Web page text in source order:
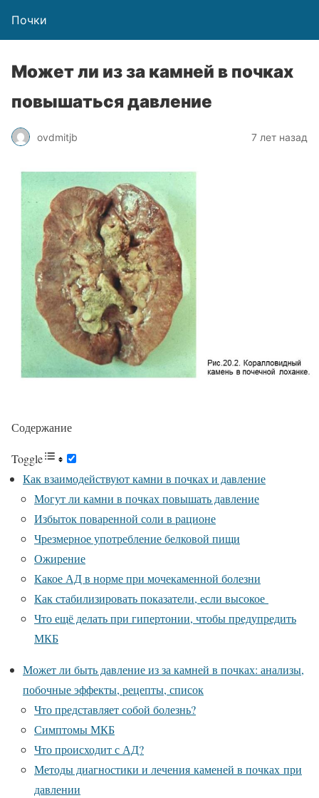
Почки
Может ли из за камней в почках
повышаться давление
ovdmitjb 7 лет назад
Содержание
Toggle
Как взаимодействуют камни в почках и давление
Могут ли камни в почках повышать давление
Избыток поваренной соли в рационе
Чрезмерное употребление белковой пищи
Ожирение
Какое АД в норме при мочекаменной болезни
Как стабилизировать показатели, если высокое
Что ещё делать при гипертонии, чтобы предупредить
МКБ
Может ли быть давление из за камней в почках: анализы,
побочные эффекты, рецепты, список
Что представляет собой болезнь?
Симптомы МКБ
Что происходит с АД?
Методы диагностики и лечения каменей в почках при
давлении